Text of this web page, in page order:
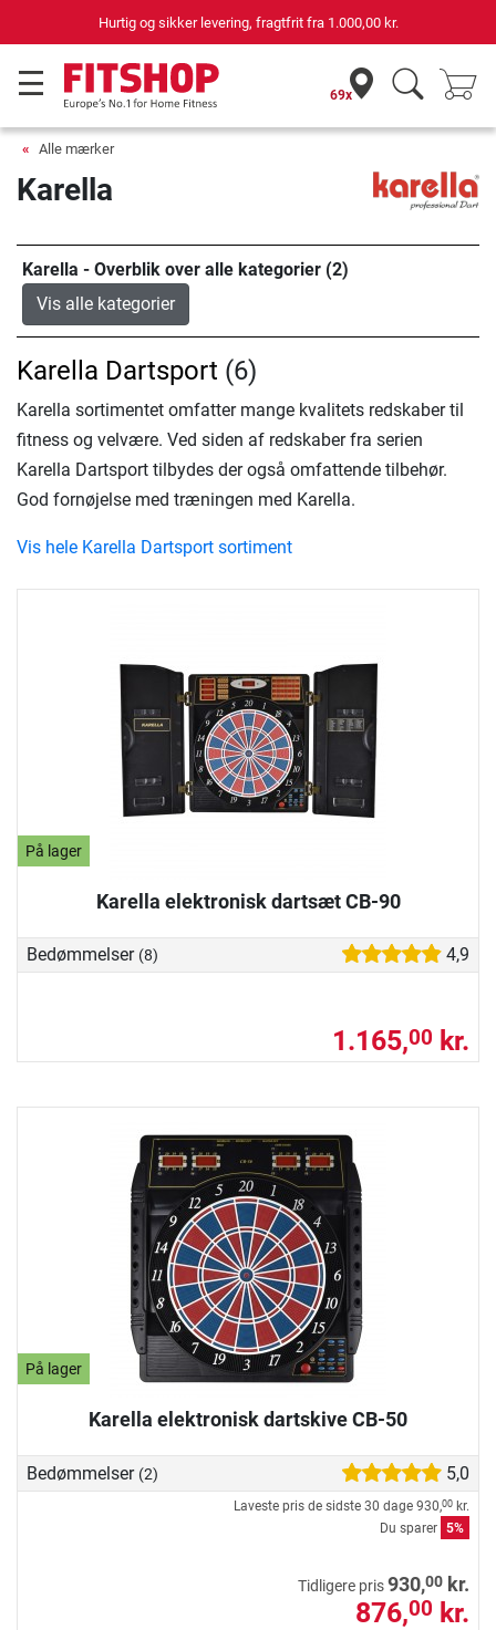
Hurtig og sikker levering, fragtfrit fra 1.000,00 kr.
69x
Alle mærker
Karella
Karella - Overblik over alle kategorier (2)
Vis alle kategorier
På lager
Karella elektronisk dartsæt CB-90
Bedømmelser (8) 4,9
1.165,00 kr.
På lager
Karella elektronisk dartskive CB-50
Bedømmelser (2) 5,0
Laveste pris de sidste 30 dage 930,00 kr.
Du sparer 5%
Tidligere pris930,00 kr.
876,00 kr.
Karella Dartsport (6)
Karella sortimentet omfatter mange kvalitets redskaber til
fitness og velvære. Ved siden af redskaber fra serien
Karella Dartsport tilbydes der også omfattende tilbehør.
God fornøjelse med træningen med Karella.
Vis hele Karella Dartsport sortiment